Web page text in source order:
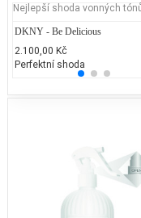
Nejlepší shoda vonných
DKNY - Be Delicious
2.100,00 Kč
Perfektní shoda